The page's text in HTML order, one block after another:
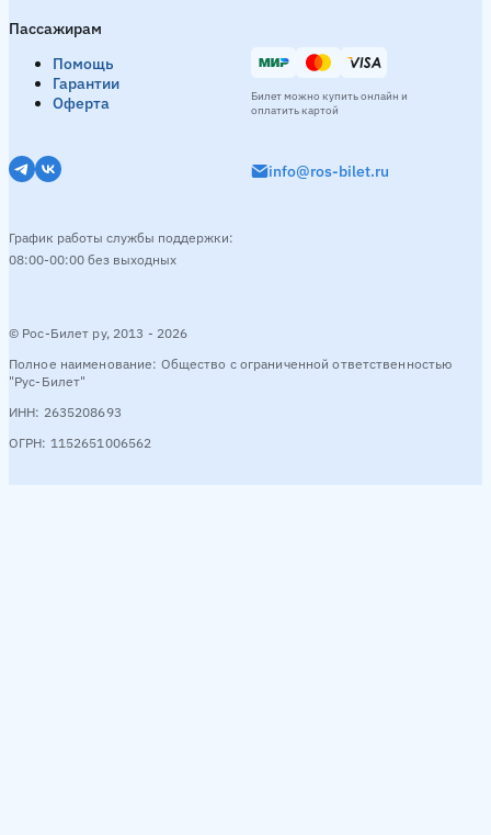
Пассажирам
Помощь
Гарантии
Оферта
© Рос-Билет ру, 2013 - 2026
Полное наименование: Общество с ограниченной ответственностью
"Рус-Билет"
ИНН: 2635208693
ОГРН: 1152651006562
info@ros-bilet.ru
График работы службы поддержки:
08:00-00:00 без выходных
Билет можно купить онлайн и
оплатить картой